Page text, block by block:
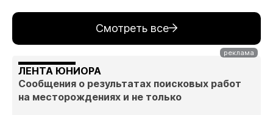
Смотреть все
ЛЕНТА ЮНИОРА
Сообщения о результатах поисковых работ
на месторождениях и не только